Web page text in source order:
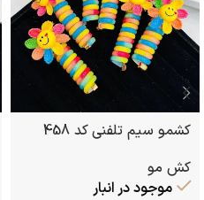
کشمو سیم تلفنی کد 458
کش مو
موجود در انبار